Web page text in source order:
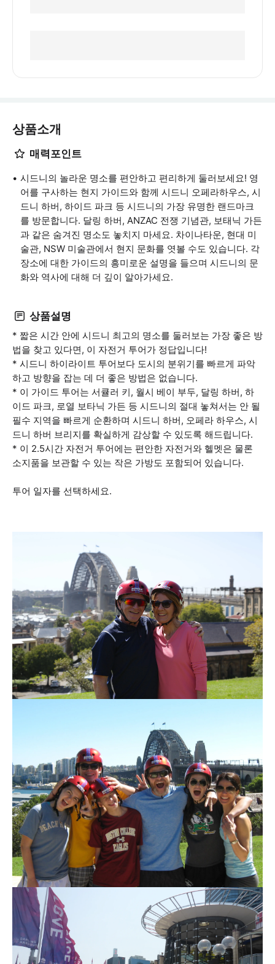
상품소개
매력포인트
시드니의 놀라운 명소를 편안하고 편리하게 둘러보세요! 영
어를 구사하는 현지 가이드와 함께 시드니 오페라하우스, 시
드니 하버, 하이드 파크 등 시드니의 가장 유명한 랜드마크
를 방문합니다. 달링 하버, ANZAC 전쟁 기념관, 보태닉 가든
과 같은 숨겨진 명소도 놓치지 마세요. 차이나타운, 현대 미
술관, NSW 미술관에서 현지 문화를 엿볼 수도 있습니다. 각
장소에 대한 가이드의 흥미로운 설명을 들으며 시드니의 문
화와 역사에 대해 더 깊이 알아가세요.
상품설명
* 짧은 시간 안에 시드니 최고의 명소를 둘러보는 가장 좋은 방
법을 찾고 있다면, 이 자전거 투어가 정답입니다!
* 시드니 하이라이트 투어보다 도시의 분위기를 빠르게 파악
하고 방향을 잡는 데 더 좋은 방법은 없습니다.
* 이 가이드 투어는 서큘러 키, 월시 베이 부두, 달링 하버, 하
이드 파크, 로열 보타닉 가든 등 시드니의 절대 놓쳐서는 안 될
필수 지역을 빠르게 순환하며 시드니 하버, 오페라 하우스, 시
드니 하버 브리지를 확실하게 감상할 수 있도록 해드립니다.
* 이 2.5시간 자전거 투어에는 편안한 자전거와 헬멧은 물론
소지품을 보관할 수 있는 작은 가방도 포함되어 있습니다.
투어 일자를 선택하세요.